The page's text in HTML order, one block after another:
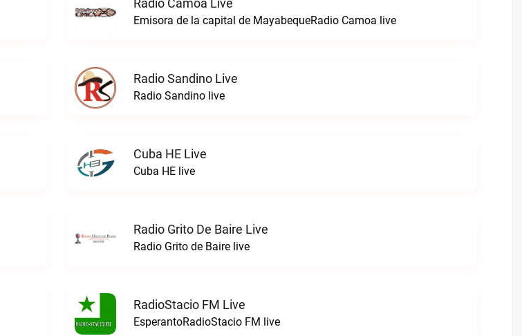
Radio Camoa Live
Emisora de la capital de MayabequeRadio Camoa live
Radio Sandino Live
Radio Sandino live
Cuba HE Live
Cuba HE live
Radio Grito De Baire Live
Radio Grito de Baire live
RadioStacio FM Live
EsperantoRadioStacio FM live